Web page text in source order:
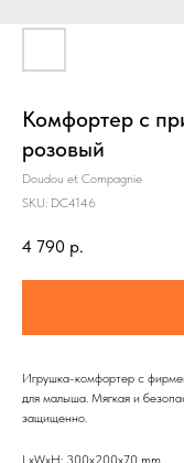
Комфортер с
розовый
Doudou et Compagnie
SKU: DC4146
4 790 р.
Игрушка-комфортер с
для малыша. Мягкая и
защищенно.
LxWxH: 300x200x70 mm